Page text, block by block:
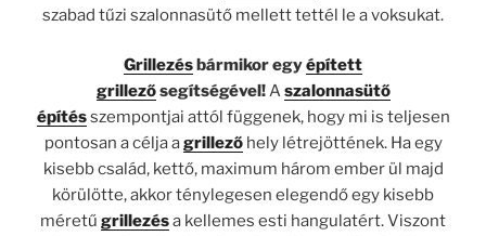
szabad tűzi szalonnasütő mellett tettél le a voksukat.
Grillezés bármikor egyépített
grillezősegítségével!Aszalonnasütő
építésszempontjai attól függenek, hogy mi is teljesen
pontosan a célja agrillezőhely létrejöttének. Ha egy
kisebb család, kettő, maximum három ember ül majd
körülötte, akkor ténylegesen elegendő egy kisebb
méretű grillezésa kellemes esti hangulatért. Viszont